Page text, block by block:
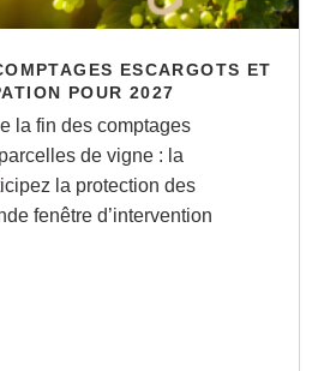
ESCARGOTS ET
POUR 2027
la fin des comptages
de vigne : la
la protection des
fenêtre d’intervention